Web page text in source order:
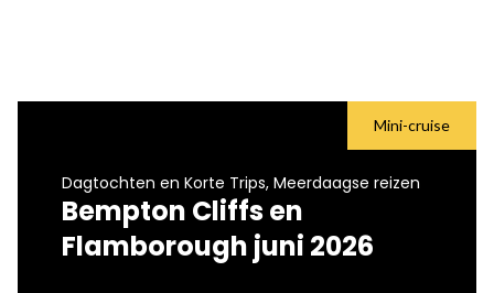
Mini-cruise
Bempton Cliffs en
Flamborough juni 2026
Dagtochten en Korte Trips, Meerdaagse reizen